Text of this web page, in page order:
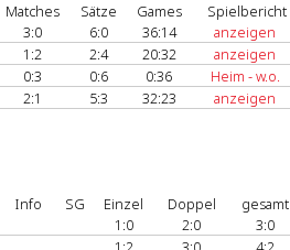
Matches Sätze Games
Spielbericht
3:0 6:0 36:14
anzeigen
1:2 2:4 20:32
anzeigen
0:3 0:6 0:36
Heim - w.o.
2:1 5:3 32:23 anzeigen
Info SG Einzel Doppel
gesamt
1:0 2:0
3:0